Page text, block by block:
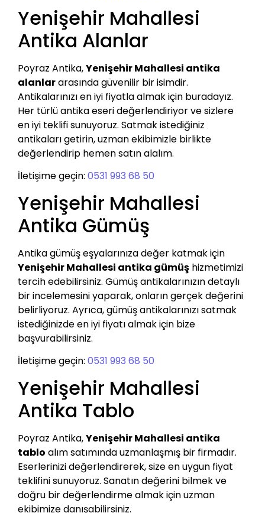
Yenişehir Mahallesi
Antika Alanlar
Poyraz Antika,Yenişehir Mahallesi antika
alanlararasında güvenilir bir isimdir.
Antikalarınızı en iyi fiyatla almak için buradayız.
Her türlü antika eseri değerlendiriyor ve sizlere
en iyi teklifi sunuyoruz. Satmak istediğiniz
antikaları getirin, uzman ekibimizle birlikte
değerlendirip hemen satın alalım.
İletişime geçin: 0531 993 68 50
Yenişehir Mahallesi
Antika Gümüş
Antika gümüş eşyalarınıza değer katmak için
Yenişehir Mahallesi antika gümüş hizmetimizi
tercih edebilirsiniz. Gümüş antikalarınızın detaylı
bir incelemesini yaparak, onların gerçek değerini
belirliyoruz. Ayrıca, gümüş antikalarınızı satmak
istediğinizde en iyi fiyatı almak için bize
başvurabilirsiniz.
İletişime geçin: 0531 993 68 50
Yenişehir Mahallesi
Antika Tablo
Poyraz Antika,Yenişehir Mahallesi antika
tablo alım satımında uzmanlaşmış bir firmadır.
Eserlerinizi değerlendirerek, size en uygun fiyat
teklifini sunuyoruz. Sanatın değerini bilmek ve
doğru bir değerlendirme almak için uzman
ekibimize danışabilirsiniz.